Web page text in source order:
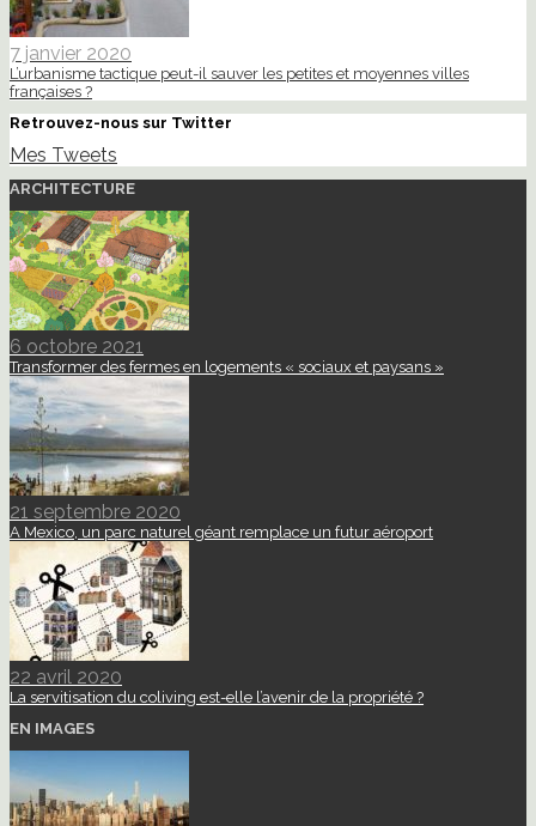
7 janvier 2020
L’urbanisme tactique peut-il sauver les petites et moyennes villes
françaises ?
Retrouvez-nous sur Twitter
Mes Tweets
ARCHITECTURE
6 octobre 2021
Transformer des fermes en logements « sociaux et paysans »
21 septembre 2020
A Mexico, un parc naturel géant remplace un futur aéroport
22 avril 2020
La servitisation du coliving est-elle l’avenir de la propriété ?
EN IMAGES